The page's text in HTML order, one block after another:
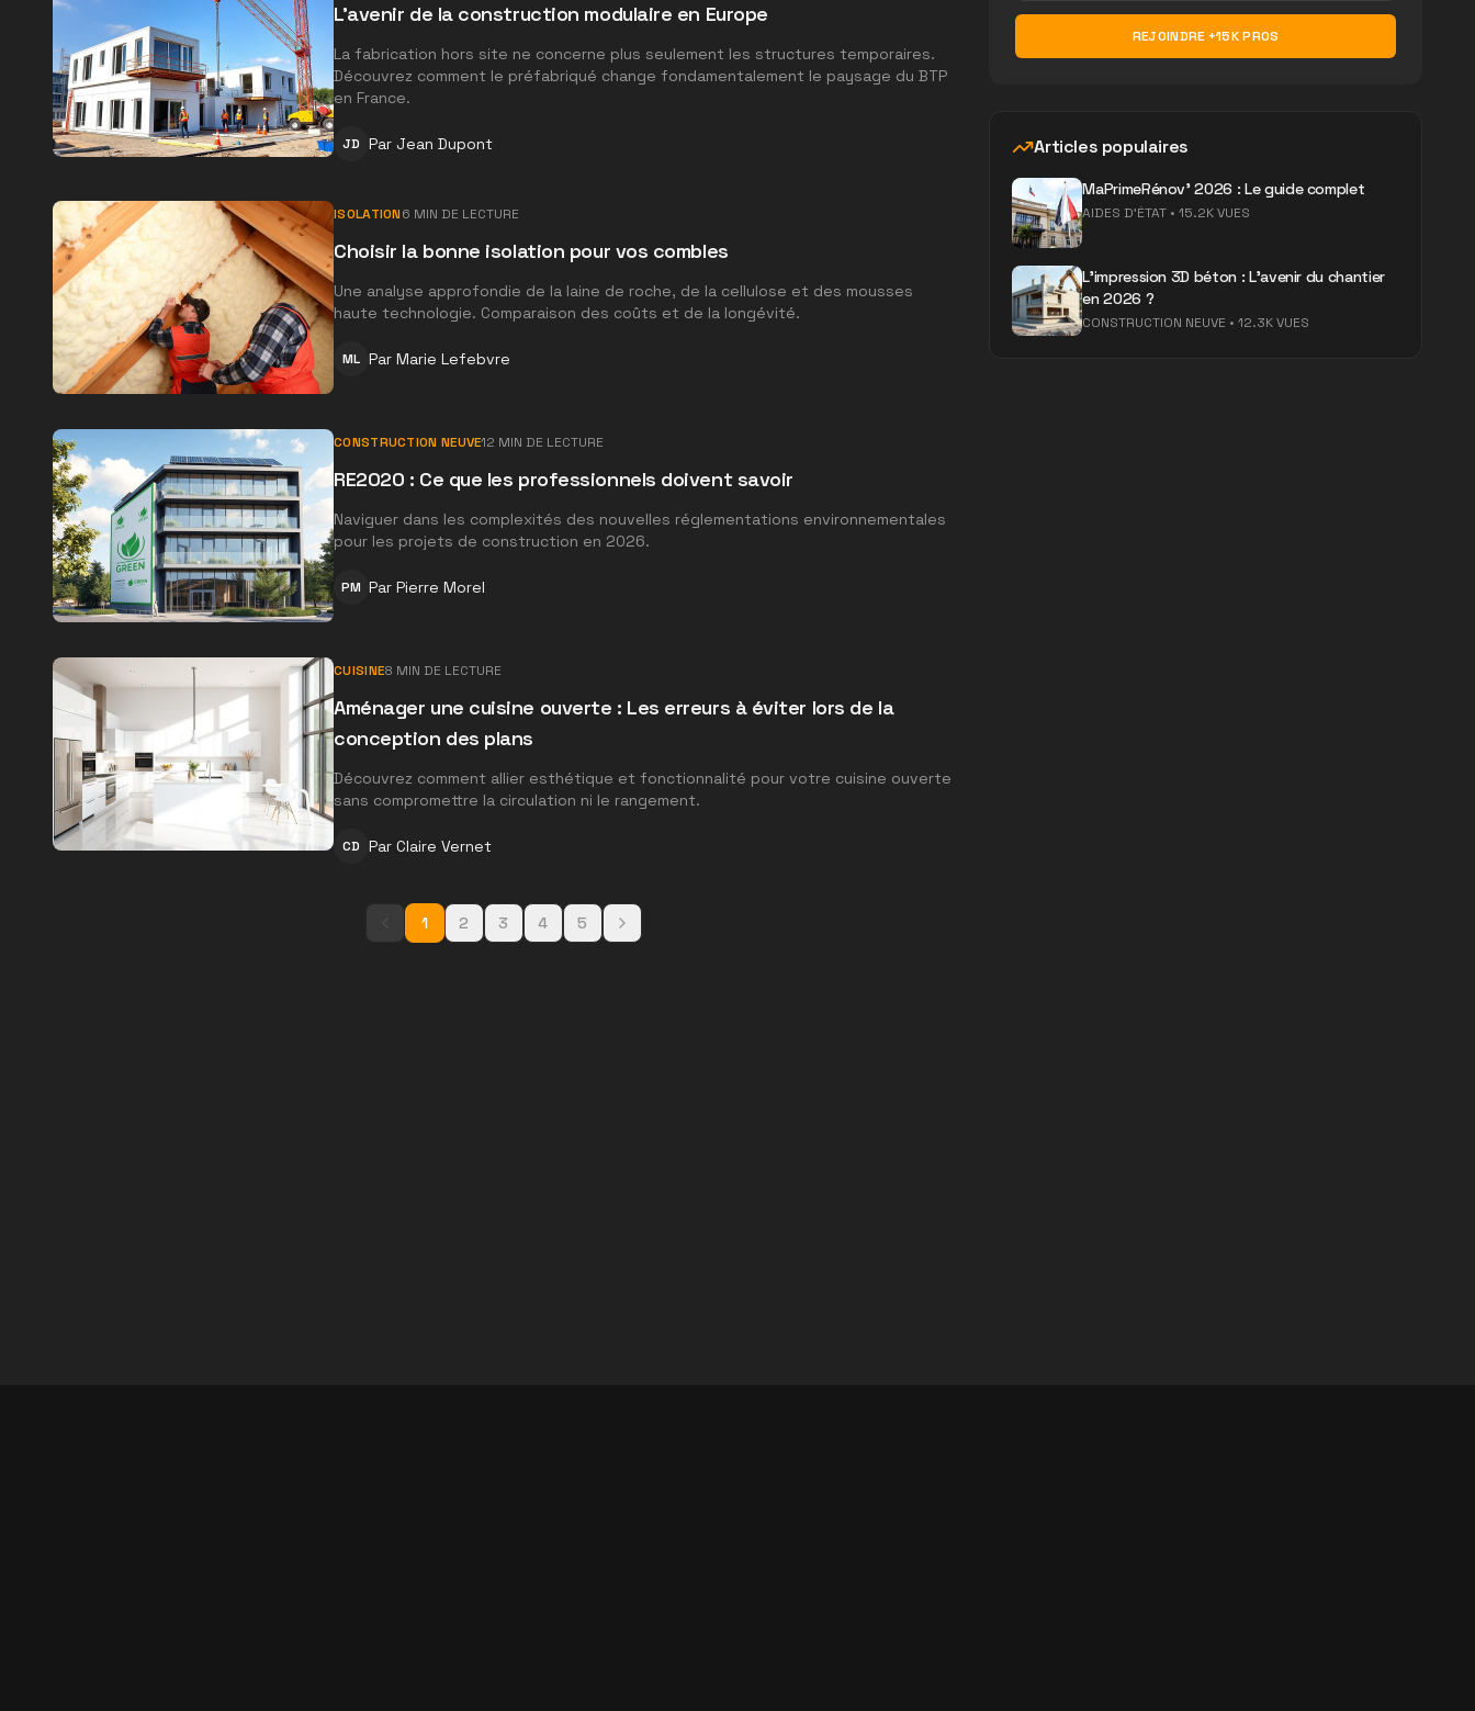
L'avenir de la construction modulaire en Europe
La fabrication hors site ne concerne plus seulement les structures temporaires.
Découvrez comment le préfabriqué change fondamentalement le paysage du BTP
en France.
JD Par Jean Dupont
ISOLATION6 MIN DE LECTURE
Choisir la bonne isolation pour vos combles
Une analyse approfondie de la laine de roche, de la cellulose et des mousses
haute technologie. Comparaison des coûts et de la longévité.
ML Par Marie Lefebvre
CONSTRUCTION NEUVE12 MIN DE LECTURE
RE2020 : Ce que les professionnels doivent savoir
Naviguer dans les complexités des nouvelles réglementations environnementales
pour les projets de construction en 2026.
PM Par Pierre Morel
CUISINE8 MIN DE LECTURE
Aménager une cuisine ouverte : Les erreurs à éviter lors de la
conception des plans
Découvrez comment allier esthétique et fonctionnalité pour votre cuisine ouverte
sans compromettre la circulation ni le rangement.
CD Par Claire Vernet
1 2 3 4 5
REJOINDRE +15K PROS
Articles populaires
MaPrimeRénov' 2026 : Le guide complet
AIDES D'ÉTAT •15.2K VUES
L'impression 3D béton : L'avenir du chantier
en 2026 ?
CONSTRUCTION NEUVE •12.3K VUES